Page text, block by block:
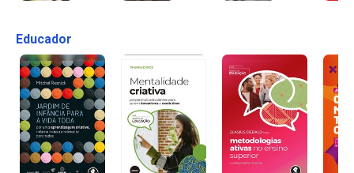
Educador